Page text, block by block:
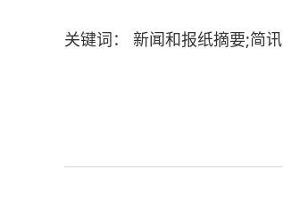
关键词： 新闻和报纸摘要;简讯